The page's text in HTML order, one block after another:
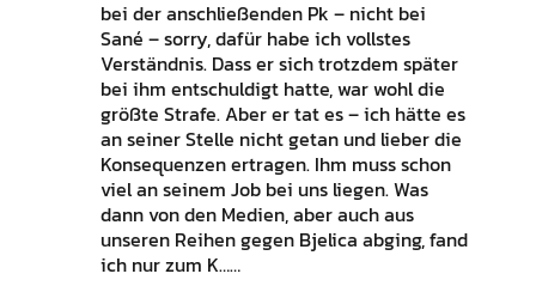
bei der anschließenden Pk – nicht bei
Sané – sorry, dafür habe ich vollstes
Verständnis. Dass er sich trotzdem später
bei ihm entschuldigt hatte, war wohl die
größte Strafe. Aber er tat es – ich hätte es
an seiner Stelle nicht getan und lieber die
Konsequenzen ertragen. Ihm muss schon
viel an seinem Job bei uns liegen. Was
dann von den Medien, aber auch aus
unseren Reihen gegen Bjelica abging, fand
ich nur zum K……